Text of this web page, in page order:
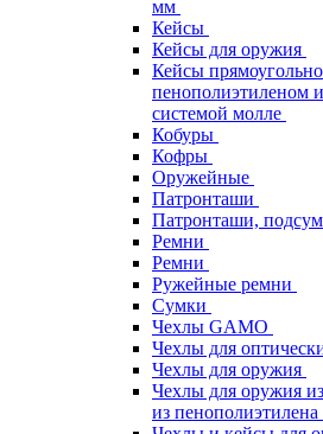
мм
Кейсы
Кейсы для оружия
Кейсы
пенополиэтиленом
системой молле
Кобуры
Кофры
Оружейные
Патронташи
Патронташи,
Ремни
Ремни
Ружейные ремни
Сумки
Чехлы GAMO
Чехлы для
Чехлы для оружия
Чехлы для оружия
из пенополиэтилена